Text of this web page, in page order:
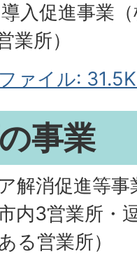
入促進事業
業所）
ァイル:
事業
解消促進等
内3営業所・
る営業所）